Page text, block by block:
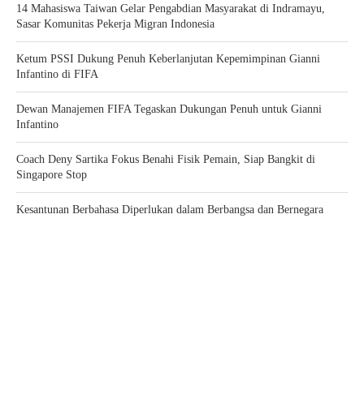
14 Mahasiswa Taiwan Gelar Pengabdian Masyarakat di Indramayu,
Sasar Komunitas Pekerja Migran Indonesia
Ketum PSSI Dukung Penuh Keberlanjutan Kepemimpinan Gianni
Infantino di FIFA
Dewan Manajemen FIFA Tegaskan Dukungan Penuh untuk Gianni
Infantino
Coach Deny Sartika Fokus Benahi Fisik Pemain, Siap Bangkit di
Singapore Stop
Kesantunan Berbahasa Diperlukan dalam Berbangsa dan Bernegara